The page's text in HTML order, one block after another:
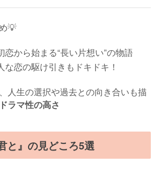
💡
恋から始まる“長い片想い”の物語
な恋の駆け引きもドキドキ！
人生の選択や過去との向き合いも描
ラマ性の高さ
と』の見どころ5選